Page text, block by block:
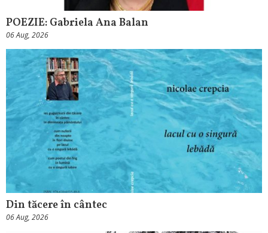
POEZIE: Gabriela Ana Balan
06 Aug, 2026
Din tăcere în cântec
06 Aug, 2026